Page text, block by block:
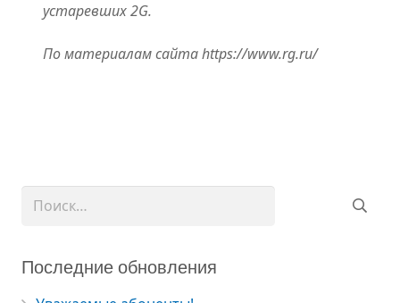
устаревших 2G.
По материалам сайтаhttps://www.rg.ru/
Найти:
Последние обновления